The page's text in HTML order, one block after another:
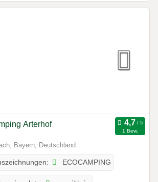
Arterhof
1 Bew.
Bayern, Deutschland
ECOCAMPING